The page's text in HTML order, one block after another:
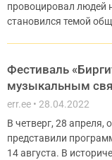
провоцировал людей
становился темой
Фестиваль
музыкальным
err.ee
28.04.2022
В четверг, 28 апреля,
представили
14 августа. В